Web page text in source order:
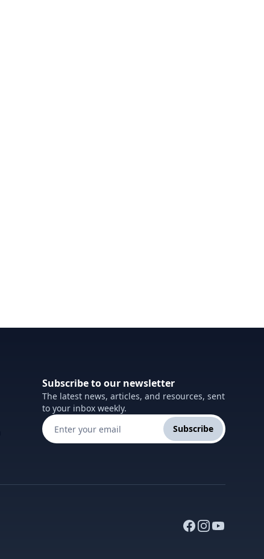
Subscribe to our newsletter
The latest news, articles, and resources, sent
to your inbox weekly.
Subscribe